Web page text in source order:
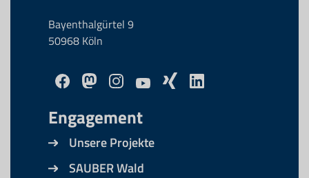
Bayenthalgürtel 9
50968 Köln
Engagement
Unsere Projekte
SAUBER Wald